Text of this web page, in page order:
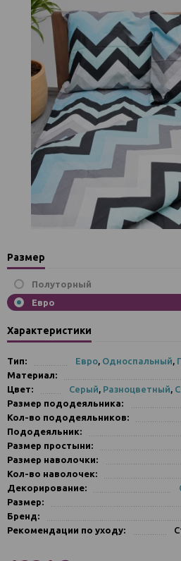
Размер
Полуторный
Евро
Характеристики
Тип: Евро, Односпальный,
Материал:
Цвет:
Серый, Разноцветный,
Размер пододеяльника:
Кол-во пододеяльников:
Пододеяльник:
Размер простыни:
Размер наволочки:
Кол-во наволочек:
Декорирование:
Размер:
Бренд:
Рекомендации по уходу: